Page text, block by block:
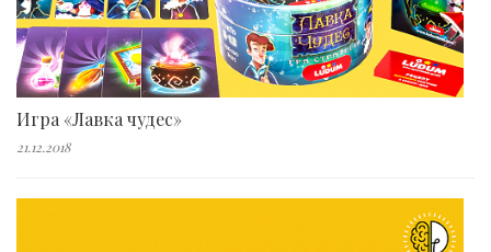
Игра «Лавка чудес»
21.12.2018